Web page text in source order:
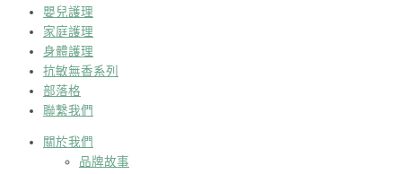
嬰兒護理
家庭護理
身體護理
抗敏無香系列
部落格
聯繫我們
關於我們
品牌故事